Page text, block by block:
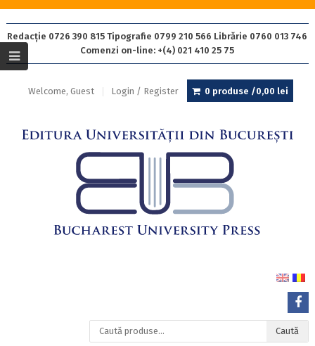
Redacție 0726 390 815 Tipografie 0799 210 566 Librărie 0760 013 746
Comenzi on-line: +(4) 021 410 25 75
Welcome, Guest Login / Register 0 produse /0,00 lei
Caută
după:
Caută